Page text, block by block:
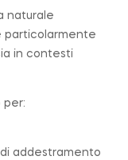
naturale
particolarmente
in contesti
per:
addestramento